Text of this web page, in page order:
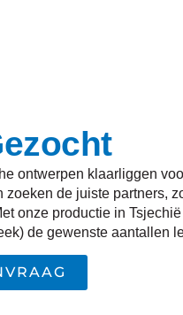
ontwerpen klaarliggen
zoeken de juiste partners,
onze productie in
de gewenste aantallen